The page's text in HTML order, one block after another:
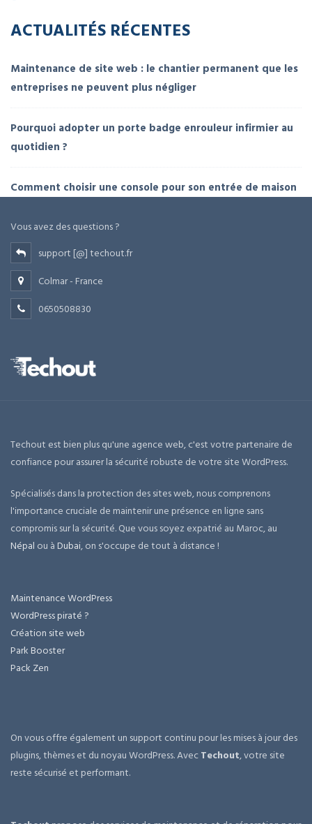
ACTUALITÉS RÉCENTES
Maintenance de site web : le chantier permanent que les
entreprises ne peuvent plus négliger
Pourquoi adopter un porte badge enrouleur infirmier au
quotidien ?
Comment choisir une console pour son entrée de maison
Vous avez des questions ?
support [@] techout.fr
Colmar - France
0650508830
Techout est bien plus qu'une agence web, c'est votre partenaire de
confiance pour assurer la sécurité robuste de votre site WordPress.
Spécialisés dans la protection des sites web, nous comprenons
l'importance cruciale de maintenir une présence en ligne sans
compromis sur la sécurité. Que vous soyez expatrié au Maroc, au
Népal ou àDubai, on s'occupe de tout à distance !
Maintenance WordPress
WordPress piraté ?
Création site web
Park Booster
Pack Zen
On vous offre également un support continu pour les mises à jour des
plugins, thèmes et du noyau WordPress. AvecTechout, votre site
reste sécurisé et performant.